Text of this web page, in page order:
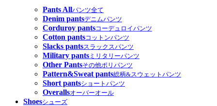
Pants Allパンツ全て
Denim pantsデニムパンツ
Corduroy pantsコーデュロイパンツ
Cotton pantsコットンパンツ
Slacks pantsスラックスパンツ
Military pants ミリタリーパンツ
Other Pantsその他ポリパンツ
Pattern&Sweat pants総柄&スウェットパンツ
Short pantsショートパンツ
Overallsオーバーオール
Shoesシューズ